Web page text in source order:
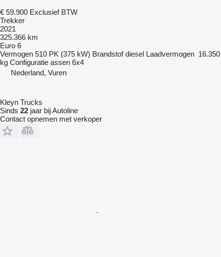
€ 59.900 Exclusief BTW
Trekker
2021
325.366 km
Euro 6
Vermogen 510 PK (375 kW) Brandstof diesel Laadvermogen 16.350
kg Configuratie assen 6x4
Nederland, Vuren
Kleyn Trucks
Sinds 22 jaar bij Autoline
Contact opnemen met verkoper